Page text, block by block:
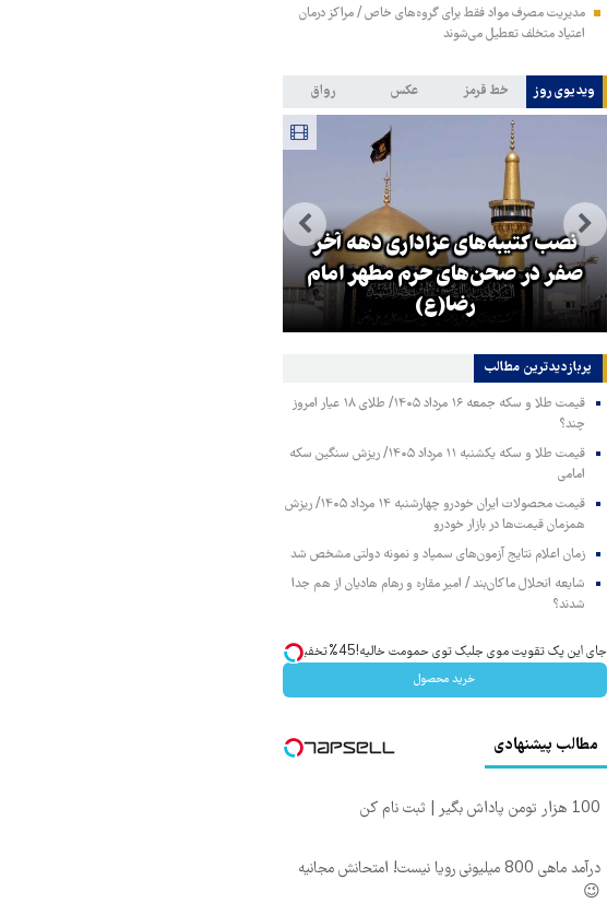
مدیریت مصرف مواد فقط برای گروه‌های خاص / مراکز درمان
اعتیاد متخلف تعطیل می‌شوند
ویدیوی روز خط قرمز عکس رواق
نصب کتیبه‌های عزاداری دهه آخر
صفر در صحن‌های حرم مطهر امام
رضا(ع)
پربازدیدترین‌ مطالب
قیمت طلا و سکه جمعه ۱۶ مرداد ۱۴۰۵/ طلای ۱۸ عیار امروز
چند؟
قیمت طلا و سکه یکشنبه ۱۱ مرداد ۱۴۰۵/ ریزش سنگین سکه
امامی
قیمت محصولات ایران خودرو چهارشنبه ۱۴ مرداد ۱۴۰۵/ ریزش
همزمان قیمت‌ها در بازار خودرو
زمان اعلام نتایج آزمون‌های سمپاد و نمونه دولتی مشخص شد
شایعه انحلال ماکان‌بند / امیر مقاره و رهام هادیان از هم جدا
شدند؟
جای این پک تقویت موی جلبک توی حمومت خالیه!45%تخفیف
خرید محصول
مطالب پیشنهادی
100 هزار تومن پاداش بگیر | ثبت نام کن
درآمد ماهی 800 میلیونی رویا نیست! امتحانش مجانیه
😉